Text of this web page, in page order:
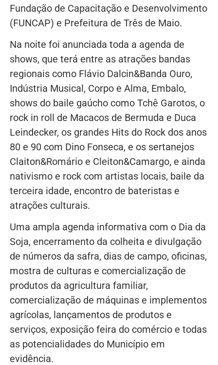
Fundação de Capacitação e Desenvolvimento
(FUNCAP) e Prefeitura de Três de Maio.
Na noite foi anunciada toda a agenda de
shows, que terá entre as atrações bandas
regionais como Flávio Dalcin&Banda Ouro,
Indústria Musical, Corpo e Alma, Embalo,
shows do baile gaúcho como Tchê Garotos, o
rock in roll de Macacos de Bermuda e Duca
Leindecker, os grandes Hits do Rock dos anos
80 e 90 com Dino Fonseca, e os sertanejos
Claiton&Romário e Cleiton&Camargo, e ainda
nativismo e rock com artistas locais, baile da
terceira idade, encontro de bateristas e
atrações culturais.
Uma ampla agenda informativa com o Dia da
Soja, encerramento da colheita e divulgação
de números da safra, dias de campo, oficinas,
mostra de culturas e comercialização de
produtos da agricultura familiar,
comercialização de máquinas e implementos
agrícolas, lançamentos de produtos e
serviços, exposição feira do comércio e todas
as potencialidades do Município em
evidência.